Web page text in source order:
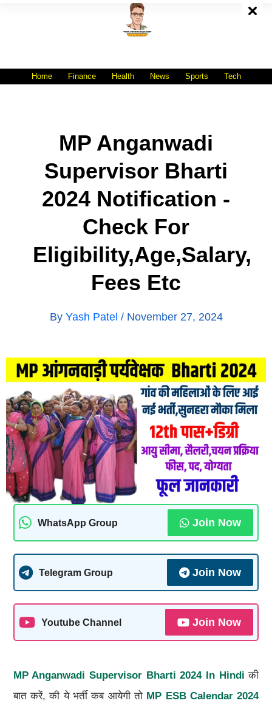
Home Finance Health News Sports Tech
MP Anganwadi
Supervisor Bharti
2024 Notification -
Check For
Eligibility,Age,Salary,
Fees Etc
By Yash Patel / November 27, 2024
WhatsApp Group Join Now
Telegram Group Join Now
Youtube Channel Join Now
MP Anganwadi Supervisor Bharti 2024 In Hindi की
बात करें, की ये भर्ती कब आयेगी तो MP ESB Calendar 2024